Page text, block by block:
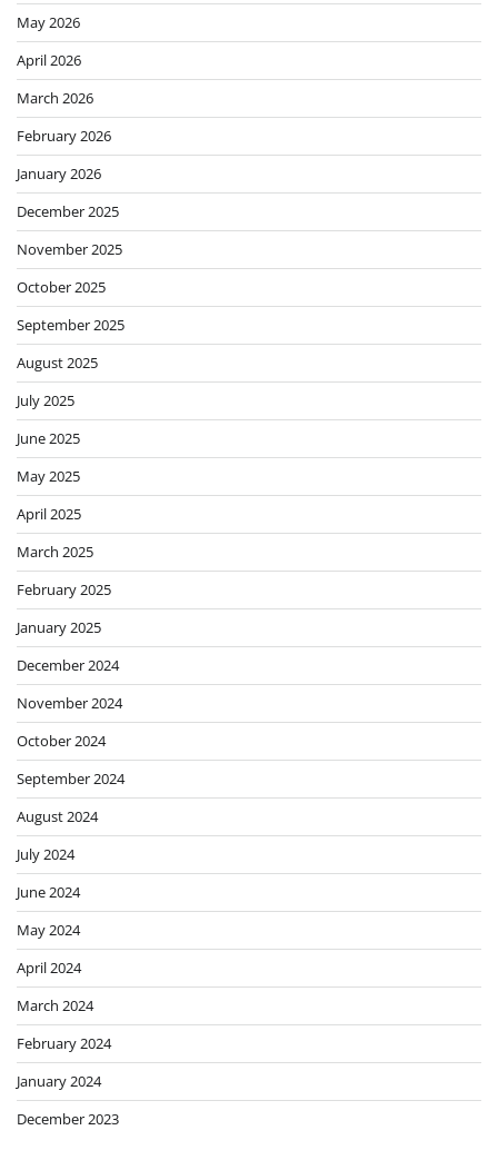
May 2026
April 2026
March 2026
February 2026
January 2026
December 2025
November 2025
October 2025
September 2025
August 2025
July 2025
June 2025
May 2025
April 2025
March 2025
February 2025
January 2025
December 2024
November 2024
October 2024
September 2024
August 2024
July 2024
June 2024
May 2024
April 2024
March 2024
February 2024
January 2024
December 2023